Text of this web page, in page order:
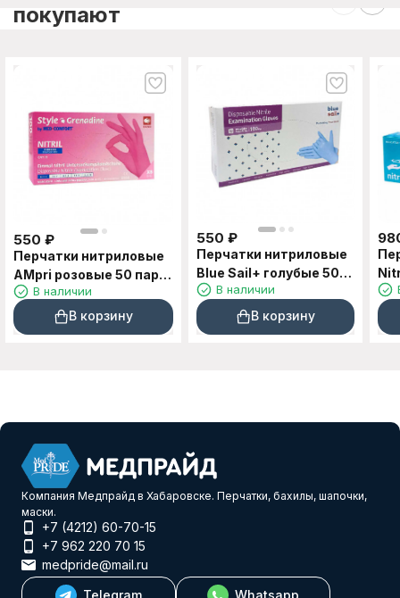
покупают
550 ₽
Перчатки нитриловые
AMpri розовые 50 пар
XS В наличии
В корзину
550 ₽
Перчатки нитриловые
Blue Sail+ голубые 50
пар LВ наличии
В корзину
Компания Медпрайд в Хабаровске. Перчатки, бахилы, шапочки,
маски.
+7 (4212) 60-70-15
+7 962 220 70 15
medpride@mail.ru
Telegram
Whatsapp